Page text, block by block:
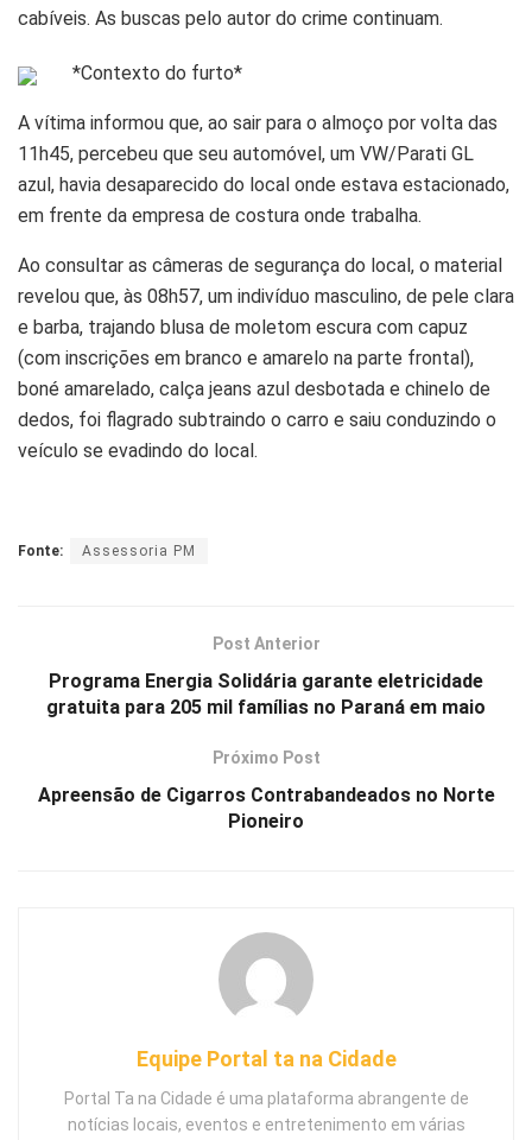
cabíveis. As buscas pelo autor do crime continuam.
*Contexto do furto*
A vítima informou que, ao sair para o almoço por volta das
11h45, percebeu que seu automóvel, um VW/Parati GL
azul, havia desaparecido do local onde estava estacionado,
em frente da empresa de costura onde trabalha.
Ao consultar as câmeras de segurança do local, o material
revelou que, às 08h57, um indivíduo masculino, de pele clara
e barba, trajando blusa de moletom escura com capuz
(com inscrições em branco e amarelo na parte frontal),
boné amarelado, calça jeans azul desbotada e chinelo de
dedos, foi flagrado subtraindo o carro e saiu conduzindo o
veículo se evadindo do local.
Fonte: Assessoria PM
Post Anterior
Programa Energia Solidária garante eletricidade
gratuita para 205 mil famílias no Paraná em maio
Próximo Post
Apreensão de Cigarros Contrabandeados no Norte
Pioneiro
Equipe Portal ta na Cidade
Portal Ta na Cidade é uma plataforma abrangente de
notícias locais, eventos e entretenimento em várias